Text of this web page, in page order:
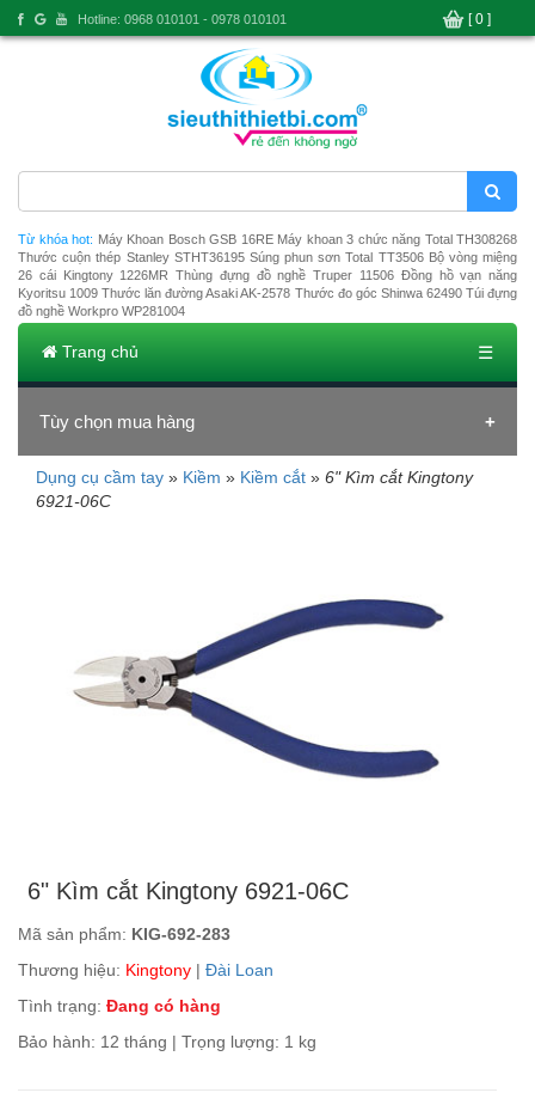
Từ khóa hot: Máy Khoan Bosch GSB 16RE Máy khoan 3 chức năng Total TH308268
Thước cuộn thép Stanley STHT36195 Súng phun sơn Total TT3506 Bộ vòng miệng
26 cái Kingtony 1226MR Thùng đựng đồ nghề Truper 11506 Đồng hồ vạn năng
Kyoritsu 1009 Thước lăn đường Asaki AK-2578 Thước đo góc Shinwa 62490 Túi đựng
đồ nghề Workpro WP281004
Trang chủ ☰
Tùy chọn mua hàng
Dụng cụ cầm tay » Kiềm » Kiềm cắt » 6" Kìm cắt Kingtony
6921-06C
6" Kìm cắt Kingtony 6921-06C
Mã sản phẩm: KIG-692-283
Thương hiệu: Kingtony | Đài Loan
Tình trạng: Đang có hàng
Bảo hành: 12 tháng | Trọng lượng: 1 kg
Hotline: 0968 010101 - 0978 010101 [ 0 ]